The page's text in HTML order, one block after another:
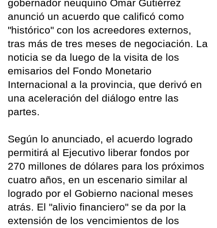
gobernador neuquino Omar Gutiérrez
anunció un acuerdo que calificó como
"histórico" con los acreedores externos,
tras más de tres meses de negociación. La
noticia se da luego de la visita de los
emisarios del Fondo Monetario
Internacional a la provincia, que derivó en
una aceleración del diálogo entre las
partes.
Según lo anunciado, el acuerdo logrado
permitirá al Ejecutivo liberar fondos por
270 millones de dólares para los próximos
cuatro años, en un escenario similar al
logrado por el Gobierno nacional meses
atrás. El "alivio financiero" se da por la
extensión de los vencimientos de los